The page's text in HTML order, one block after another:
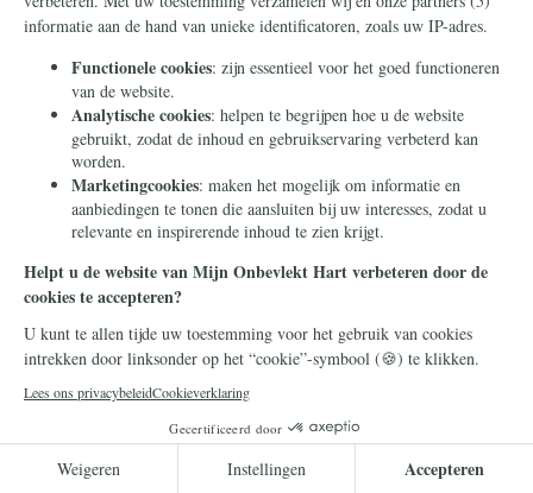
Lees meer
Kerk
5 mei 2026
Het nieuw leven inblazen van heilige
ruimtes – de restauratie van de